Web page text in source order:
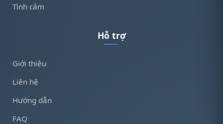
Tình cảm
Hỗ trợ
Giới thiệu
Liên hệ
Hướng dẫn
FAQ